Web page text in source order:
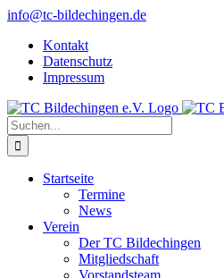
Zum
springen
info@tc-bildechingen.de
Kontakt
Datenschutz
Impressum
Suche
nach:
Startseite
Termine
News
Verein
Der TC Bildechingen
Mitgliedschaft
Vorstandsteam